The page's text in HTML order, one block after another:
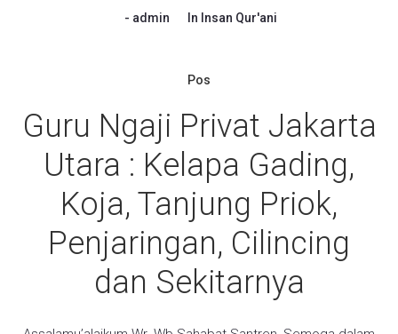
admin In Insan Qur'ani
Pos
Guru Ngaji Privat Jakarta
Utara : Kelapa Gading,
Koja, Tanjung Priok,
Penjaringan, Cilincing
dan Sekitarnya